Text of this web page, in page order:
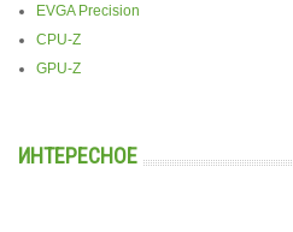
EVGA Precision
CPU-Z
GPU-Z
ИНТЕРЕСНОЕ